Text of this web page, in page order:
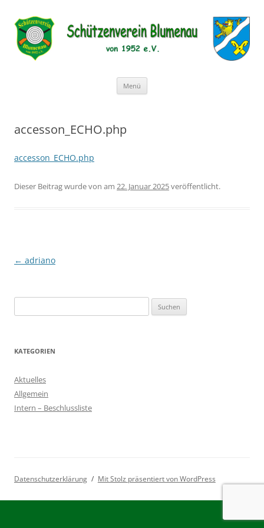
Schützenverein Blumenau von
1952 e.V.
Menü
accesson_ECHO.php
accesson_ECHO.php
Dieser Beitrag wurdevon am 22. Januar 2025veröffentlicht.
Beitragsnavigation
← adriano
nach:
KATEGORIEN
Aktuelles
Allgemein
Intern – Beschlussliste
Datenschutzerklärung Mit Stolz präsentiert von WordPress